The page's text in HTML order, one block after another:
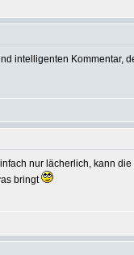
intelligenten Kommentar,
nur lächerlich, kann
bringt